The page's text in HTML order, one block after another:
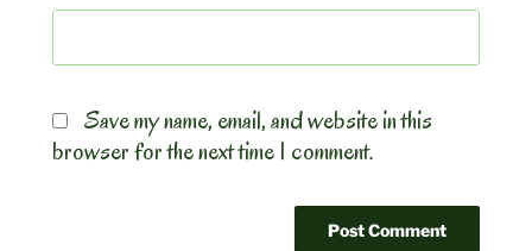
Save my name, email, and website in this
browser for the next time I comment.